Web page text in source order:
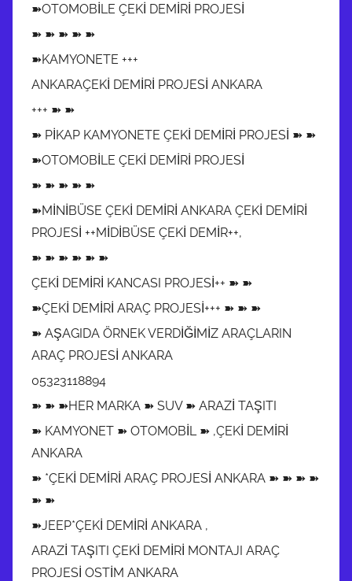
➽OTOMOBİLE ÇEKİ DEMİRİ PROJESİ
➽ ➽ ➽ ➽ ➽
➽KAMYONETE +++
ANKARAÇEKİ DEMİRİ PROJESİ ANKARA
+++ ➽ ➽
➽ PİKAP KAMYONETE ÇEKİ DEMİRİ PROJESİ ➽ ➽
➽OTOMOBİLE ÇEKİ DEMİRİ PROJESİ
➽ ➽ ➽ ➽ ➽
➽MİNİBÜSE ÇEKİ DEMİRİ ANKARA ÇEKİ DEMİRİ
PROJESİ ++MİDİBÜSE ÇEKİ DEMİR++,
➽ ➽ ➽ ➽ ➽ ➽
ÇEKİ DEMİRİ KANCASI PROJESİ++ ➽ ➽
➽ÇEKİ DEMİRİ ARAÇ PROJESİ+++ ➽ ➽ ➽
➽ AŞAGIDA ÖRNEK VERDİĞİMİZ ARAÇLARIN
ARAÇ PROJESİ ANKARA
05323118894
➽ ➽ ➽HER MARKA ➽ SUV ➽ ARAZİ TAŞITI
➽ KAMYONET ➽ OTOMOBİL ➽ ,ÇEKİ DEMİRİ
ANKARA
➽ *ÇEKİ DEMİRİ ARAÇ PROJESİ ANKARA ➽ ➽ ➽ ➽
➽ ➽
➽JEEP*ÇEKİ DEMİRİ ANKARA ,
ARAZİ TAŞITI ÇEKİ DEMİRİ MONTAJI ARAÇ
PROJESİ OSTİM ANKARA